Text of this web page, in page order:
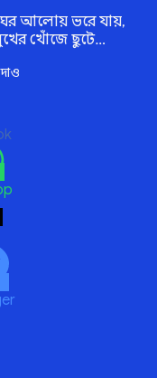
আলোয় ভরে যায়,
সুখের খোঁজে ছুটে…